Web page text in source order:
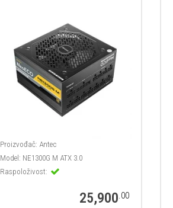
Proizvođač: Antec
Model: NE1300G M ATX 3.0
Raspoloživost:
25,900.00